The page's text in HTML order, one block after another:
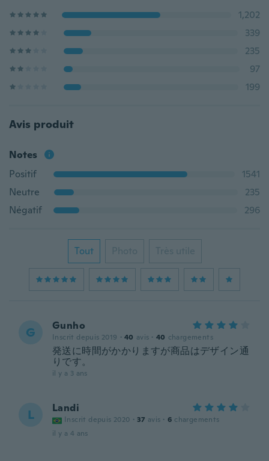
1,202
339
235
97
199
Avis produit
Notes
Positif
1541
Neutre
235
Négatif
296
Tout Photo Très utile
G Gunho
Inscrit depuis 2019 · 40 avis · 40 chargements
発送に時間がかかりますが商品はデザイン通
りです。
il y a 3 ans
L Landi
Inscrit depuis 2020 · 37 avis · 6 chargements
il y a 4 ans